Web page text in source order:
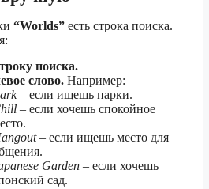
“Worlds” есть строка поиска.
поиска.
слово. Например:
– если ищешь парки.
– если хочешь спокойное
– если ищешь место для
Garden – если хочешь
сад.